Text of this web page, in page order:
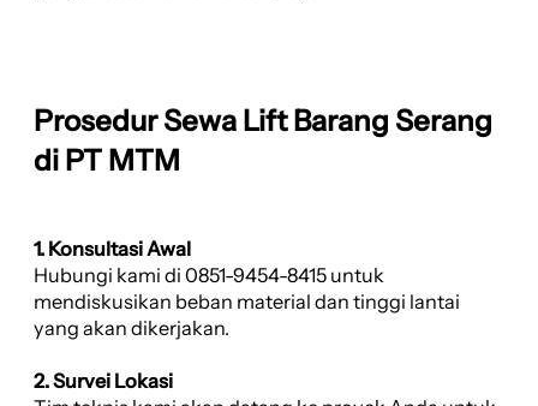
Prosedur Sewa Lift Barang Serang
di PT MTM
1. Konsultasi Awal
Hubungi kami di 0851-9454-8415 untuk
mendiskusikan beban material dan tinggi lantai
yang akan dikerjakan.
2. Survei Lokasi